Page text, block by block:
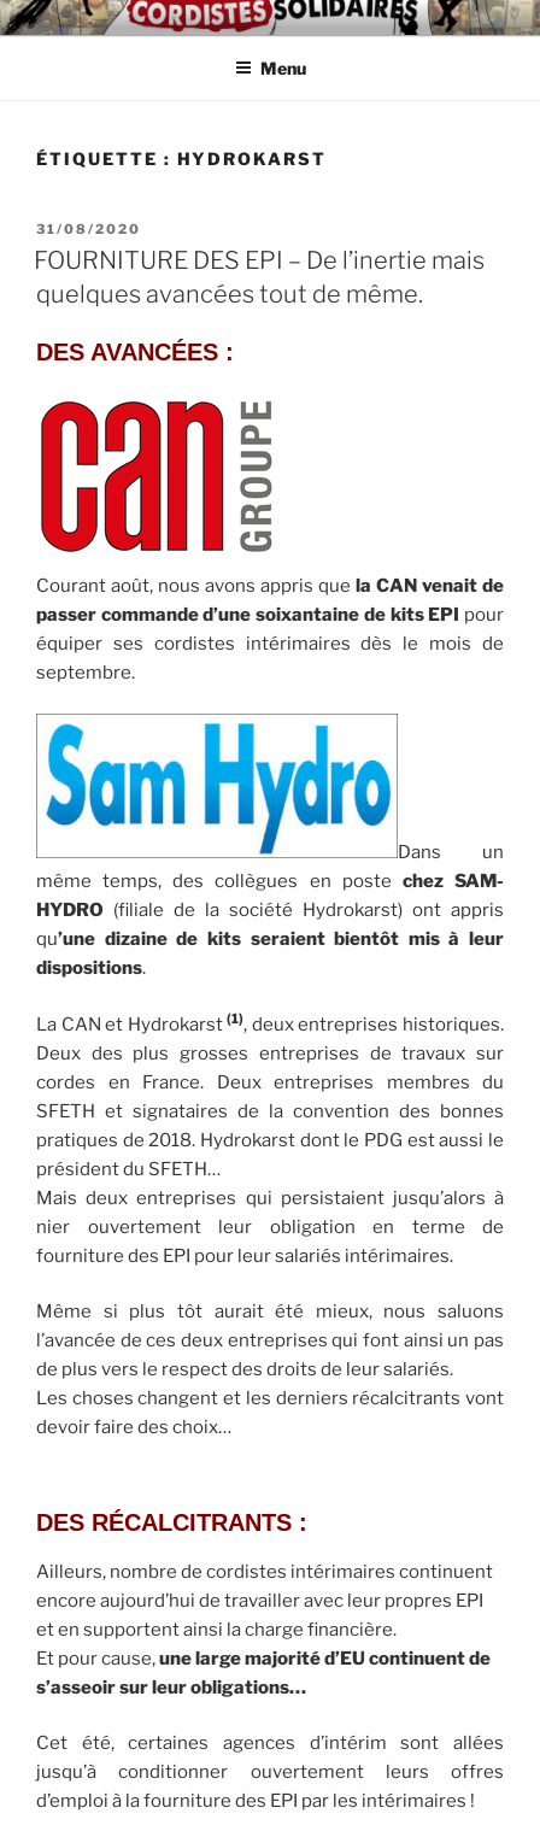
Aller
au
ASSOCIATION
D'AUTODÉFENSE DE
Intérimaires, embauché(e)s, indépendant(e)s : lutte, entraide,
Menu
ÉTIQUETTE : HYDROKARST
PUBLIÉ
LE
31/08/2020
FOURNITURE DES EPI – De l’inertie mais
quelques avancées tout de même.
DES AVANCÉES :
Courant août, nous avons appris que la CAN venait de
passer commande d’une soixantaine de kits EPI pour
équiper ses cordistes intérimaires dès le mois de
septembre.
Dans un
même temps, des collègues en poste chez SAM-
HYDRO (filiale de la société Hydrokarst) ont appris
qu’une dizaine de kits seraient bientôt mis à leur
dispositions.
La CAN et Hydrokarst(1), deux entreprises historiques.
Deux des plus grosses entreprises de travaux sur
cordes en France. Deux entreprises membres du
SFETH et signataires de la convention des bonnes
pratiques de 2018. Hydrokarst dont le PDG est aussi le
président du SFETH…
Mais deux entreprises qui persistaient jusqu’alors à
nier ouvertement leur obligation en terme de
fourniture des EPI pour leur salariés intérimaires.
Même si plus tôt aurait été mieux, nous saluons
l’avancée de ces deux entreprises qui font ainsi un pas
de plus vers le respect des droits de leur salariés.
Les choses changent et les derniers récalcitrants vont
devoir faire des choix…
DES RÉCALCITRANTS :
Ailleurs, nombre de cordistes intérimaires continuent
encore aujourd’hui de travailler avec leur propres EPI
et en supportent ainsi la charge financière.
Et pour cause,une large majorité d’EU continuent de
s’asseoir sur leur obligations…
Cet été, certaines agences d’intérim sont allées
jusqu’à conditionner ouvertement leurs offres
d’emploi à la fourniture des EPI par les intérimaires !